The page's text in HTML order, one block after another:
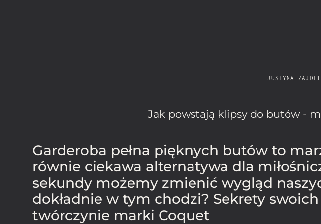
JUSTYNA ZAJDEL
Jak powstają klipsy do butów -
Garderoba pełna pięknych butów to
równie ciekawa alternatywa dla
sekundy możemy zmienić wygląd
dokładnie w tym chodzi? Sekrety
twórczynie marki Coquet